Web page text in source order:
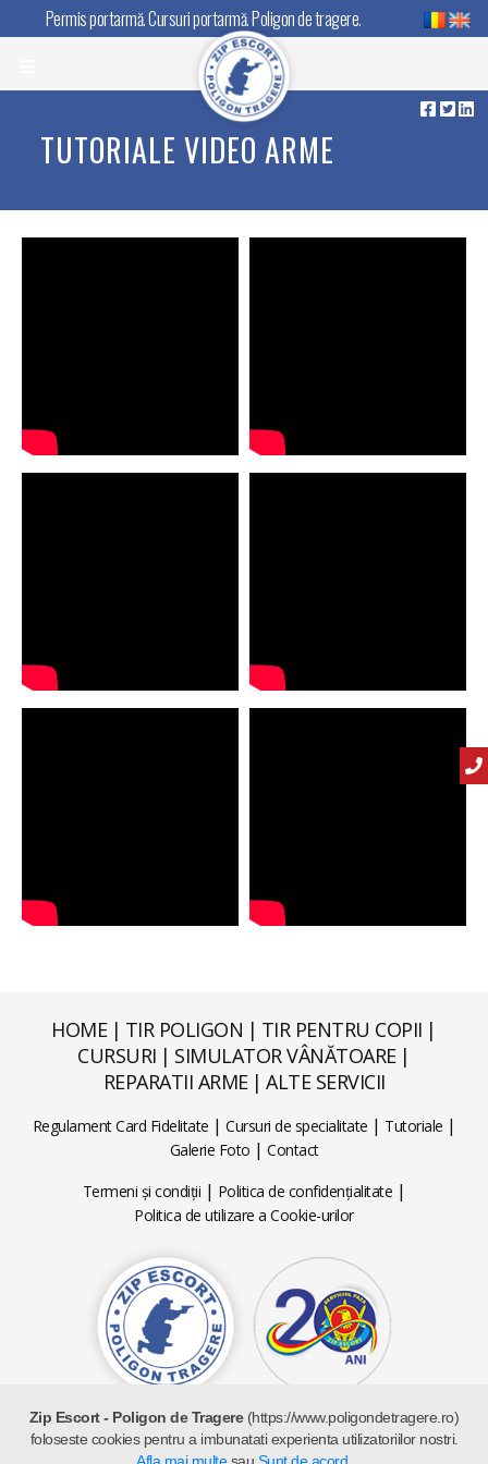
Permis portarmă. Cursuri portarmă. Poligon de tragere.
TUTORIALE VIDEO ARME
HOME | TIR POLIGON | TIR PENTRU COPII |
CURSURI | SIMULATOR VÂNĂTOARE |
REPARATII ARME | ALTE SERVICII
Regulament Card Fidelitate | Cursuri de specialitate | Tutoriale |
Galerie Foto | Contact
Termeni și condiții | Politica de confidențialitate |
Politica de utilizare a Cookie-urilor
Copyright 2026 © ZIP ESCORT - Poligon de Tragere - Toate
Zip Escort - Poligon de Tragere(https://www.poligondetragere.ro)
foloseste cookies pentru a imbunatati experienta utilizatoriilor nostri.